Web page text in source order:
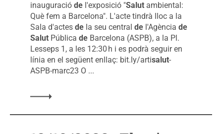
inauguració del'exposició "Salutambiental:
Què fem a Barcelona". L'acte tindrà lloc a la
Sala d'actes dela seu central del'Agència de
SalutPública deBarcelona (ASPB), a la Pl.
Lesseps 1, a les 12:30 h i es podrà seguir en
línia en el següent enllaç: bit.ly/artisalut-
ASPB-marc23 O ...